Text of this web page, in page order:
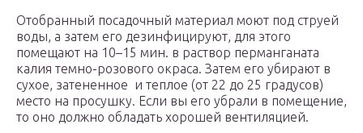
Отобранный посадочный материал моют под струей
воды, а затем его дезинфицируют, для этого
помещают на 10–15 мин. в раствор перманганата
калия темно-розового окраса. Затем его убирают в
сухое, затененное и теплое (от 22 до 25 градусов)
место на просушку. Если вы его убрали в помещение,
то оно должно обладать хорошей вентиляцией.